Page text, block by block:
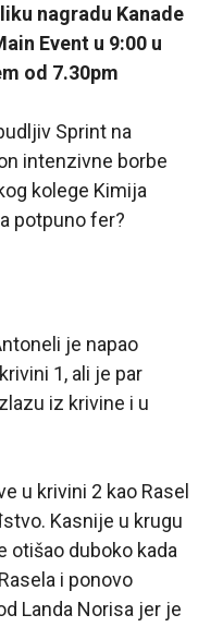
nagradu Kanade
Event u 9:00 u
od 7.30pm
Sprint na
intenzivne borbe
kolege Kimija
potpuno fer?
je napao
1, ali je par
iz krivine i u
u krivini 2 kao Rasel
Kasnije u krugu
otišao duboko kada
i ponovo
Landa Norisa jer je